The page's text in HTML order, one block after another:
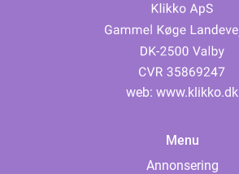
web: www.klikko.dk
Menu
Annonsering